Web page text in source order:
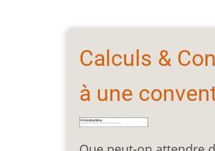
Calculs &
à une